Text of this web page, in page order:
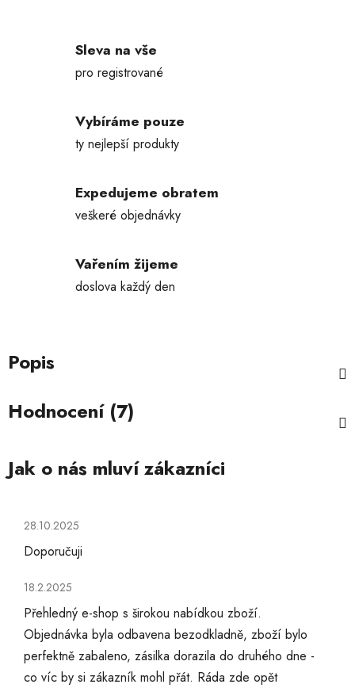
Sleva na vše
pro registrované
Vybíráme pouze
ty nejlepší produkty
Expedujeme obratem
veškeré objednávky
Vařením žijeme
doslova každý den
Popis
Hodnocení (7)
Hodnocení obchodu je 5 z 5 hvězdiček.
28.10.2025
Doporučuji
Hodnocení obchodu je 5 z 5 hvězdiček.
18.2.2025
Přehledný e-shop s širokou nabídkou zboží.
Objednávka byla odbavena bezodkladně, zboží bylo
perfektně zabaleno, zásilka dorazila do druhého dne -
co víc by si zákazník mohl přát. Ráda zde opět